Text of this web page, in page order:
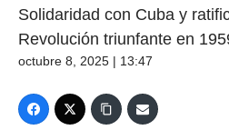
Solidaridad con Cuba y
Revolución triunfante en
octubre 8, 2025 | 13:47